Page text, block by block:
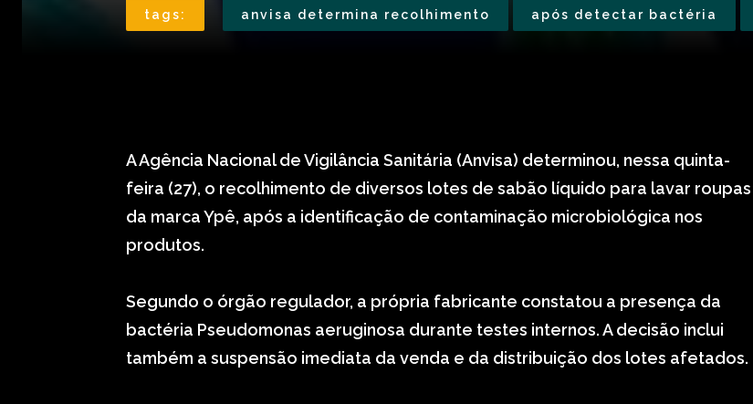
tags: anvisa determina recolhimento após detectar bactéria
A Agência Nacional de Vigilância Sanitária (Anvisa) determinou, nessa quinta-
feira (27), o recolhimento de diversos lotes de sabão líquido para lavar roupas
da marca Ypê, após a identificação de contaminação microbiológica nos
produtos.
Segundo o órgão regulador, a própria fabricante constatou a presença da
bactéria Pseudomonas aeruginosa durante testes internos. A decisão inclui
também a suspensão imediata da venda e da distribuição dos lotes afetados.